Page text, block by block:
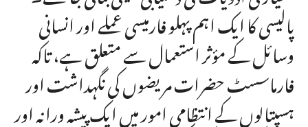
پالیسی کا ایک اہم پہلو فارمیسی عملے اور انسانی
وسائل کے مؤثر استعمال سے متعلق ہے، تاکہ
فارماسسٹ حضرات مریضوں کی نگہداشت اور
ہسپتالوں کے انتظامی امور میں ایک پیشہ ورانہ اور